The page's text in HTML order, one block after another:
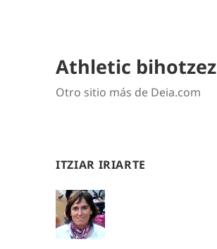
Athletic bihotzez
Otro sitio más de Deia.com
ITZIAR IRIARTE